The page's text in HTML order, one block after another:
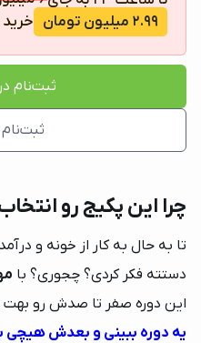
2.99 میلیون تومان
ثبت‌نام
چرا این پکیج رو
تا به حال به کار از خونه و
دستته فکر کردی؟ چجوری؟ با
این دوره صفر تا صدش رو بهت
یه دوره ببینی و بعدش هیچی